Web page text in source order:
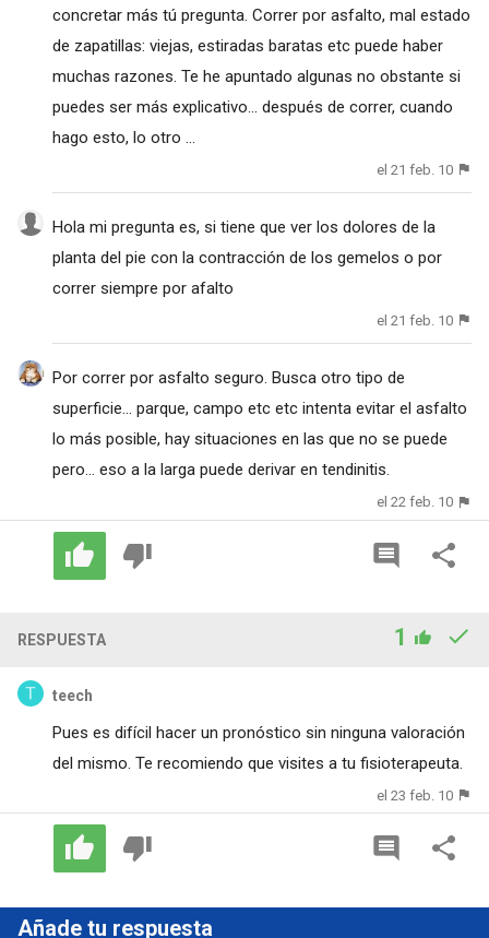
concretar más tú pregunta. Correr por asfalto, mal estado
de zapatillas: viejas, estiradas baratas etc puede haber
muchas razones. Te he apuntado algunas no obstante si
puedes ser más explicativo... después de correr, cuando
hago esto, lo otro ...
el 21 feb. 10
Hola mi pregunta es, si tiene que ver los dolores de la
planta del pie con la contracción de los gemelos o por
correr siempre por afalto
el 21 feb. 10
Por correr por asfalto seguro. Busca otro tipo de
superficie... parque, campo etc etc intenta evitar el asfalto
lo más posible, hay situaciones en las que no se puede
pero... eso a la larga puede derivar en tendinitis.
el 22 feb. 10
RESPUESTA 1
teech
Pues es difícil hacer un pronóstico sin ninguna valoración
del mismo. Te recomiendo que visites a tu fisioterapeuta.
el 23 feb. 10
Añade tu respuesta